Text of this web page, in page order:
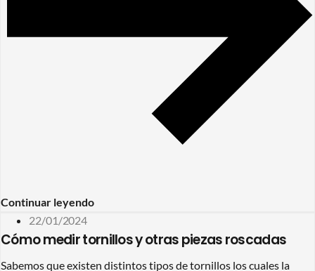
Continuar leyendo
22/01/2024
Cómo medir tornillos y otras piezas roscadas
Sabemos que existen distintos tipos de tornillos los cuales la